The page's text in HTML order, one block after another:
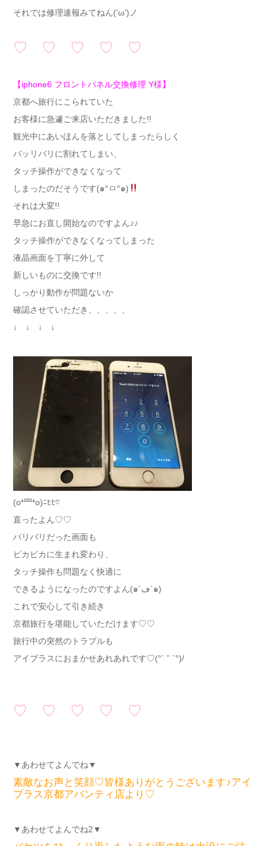
それでは修理速報みてねん('ω')ノ
♡ ♡ ♡ ♡ ♡
【iphone6 フロントパネル交換修理 Y様】
京都へ旅行にこられていた
お客様に急遽ご来店いただきました!!
観光中にあいほんを落としてしまったらしく
バッリバリに割れてしまい、
タッチ操作ができなくなって
しまったのだそうです(๑°ㅁ°๑)
それは大変!!
早急にお直し開始なのですよん♪♪
タッチ操作ができなくなってしまった
液晶画面を丁寧に外して
新しいものに交換です!!
しっかり動作が問題ないか
確認させていただき、、、、、
↓ ↓ ↓ ↓
(o❛罒❛o)ﾆﾋﾋ♡
直ったよん♡♡
バリバリだった画面も
ピカピカに生まれ変わり、
タッチ操作も問題なく快適に
できるようになったのですよん(๑´ڡ`๑)
これで安心して引き続き
京都旅行を堪能していただけます♡♡
旅行中の突然のトラブルも
アイプラスにおまかせあれあれです♡(°´ ˘ `°)/
♡ ♡ ♡ ♡ ♡
▼あわせてよんでね▼
素敵なお声と笑顔♡皆様ありがとうございます♪アイ
プラス京都アバンティ店より♡
▼あわせてよんでね2▼